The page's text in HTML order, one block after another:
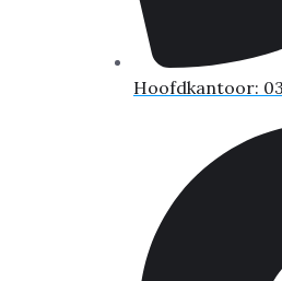
Hoofdkantoor: